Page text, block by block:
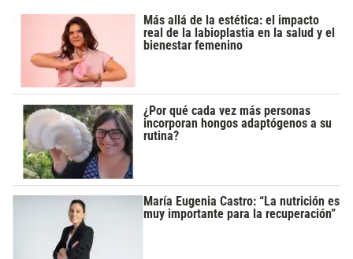
Más allá de la estética: el impacto
real de la labioplastia en la salud y el
bienestar femenino
¿Por qué cada vez más personas
incorporan hongos adaptógenos a su
rutina?
María Eugenia Castro: “La nutrición es
muy importante para la recuperación”